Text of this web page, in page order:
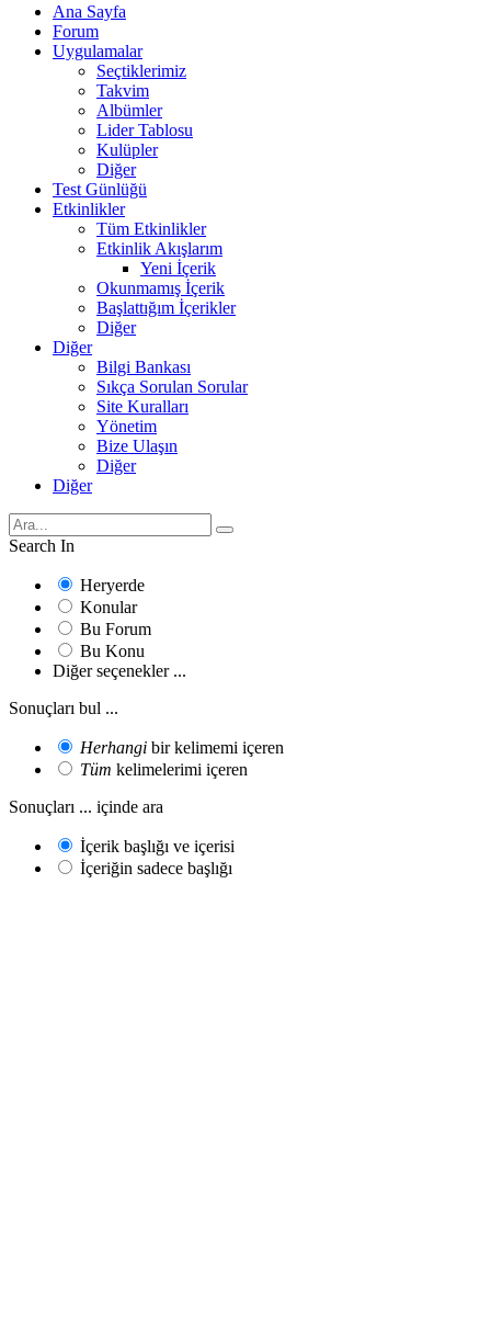
Ana Sayfa
Forum
Uygulamalar
Seçtiklerimiz
Takvim
Albümler
Lider Tablosu
Kulüpler
Diğer
Test Günlüğü
Etkinlikler
Tüm Etkinlikler
Etkinlik Akışlarım
Yeni İçerik
Okunmamış İçerik
Başlattığım İçerikler
Diğer
Diğer
Bilgi Bankası
Sıkça Sorulan Sorular
Site Kuralları
Yönetim
Bize Ulaşın
Diğer
Diğer
Search In
Heryerde
Konular
Bu Forum
Bu Konu
Diğer seçenekler ...
Sonuçları bul ...
Herhangi bir kelimemi içeren
Tüm kelimelerimi içeren
Sonuçları ... içinde ara
İçerik başlığı ve içerisi
İçeriğin sadece başlığı